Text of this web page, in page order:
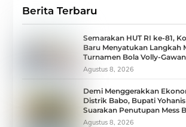
Berita Terbaru
Semarakan HUT RI ke-81,
Baru Menyatukan Langkah
Turnamen Bola Volly-
Agustus 8, 2026
Demi Menggerakkan
Distrik Babo, Bupati
Suarakan Penutupan Mess
Agustus 8, 2026